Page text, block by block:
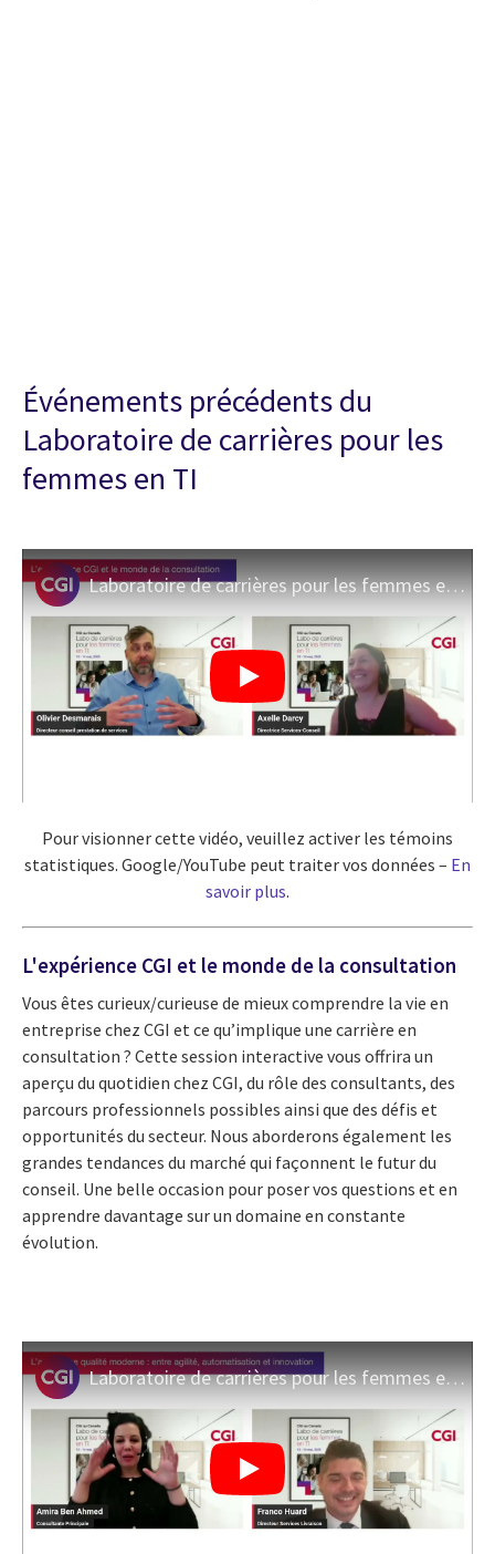
Événements précédents du
Laboratoire de carrières pour les
femmes en TI
Laboratoire de carrières pour les femmes en TI 2025: l'expérience CGI et le monde de la consultation
Pour visionner cette vidéo, veuillez activer les témoins
statistiques. Google/YouTube peut traiter vos données – En
savoir plus.
L'expérience CGI et le monde de la consultation
Vous êtes curieux/curieuse de mieux comprendre la vie en
entreprise chez CGI et ce qu’implique une carrière en
consultation ? Cette session interactive vous offrira un
aperçu du quotidien chez CGI, du rôle des consultants, des
parcours professionnels possibles ainsi que des défis et
opportunités du secteur. Nous aborderons également les
grandes tendances du marché qui façonnent le futur du
conseil. Une belle occasion pour poser vos questions et en
apprendre davantage sur un domaine en constante
évolution.
Laboratoire de carrières pour les femmes en TI 2025 : l’assurance qualité moderne